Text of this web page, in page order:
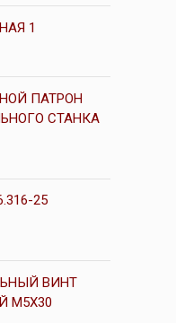
1
ПАТРОН
СТАНКА
25
ВИНТ
М5Х30